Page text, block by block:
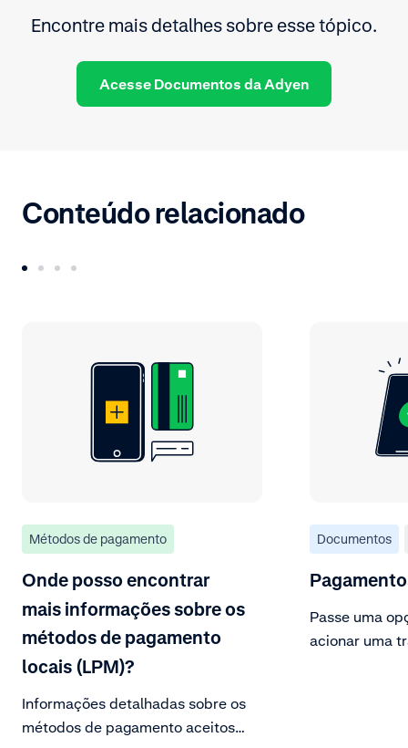
Encontre mais detalhes sobre esse tópico.
Acesse Documentos da Adyen
Conteúdo relacionado
Métodos de pagamento
Onde posso encontrar
mais informações sobre os
métodos de pagamento
locais (LPM)?
Informações detalhadas sobre os
métodos de pagamento aceitos
Documentos
Passe uma
acionar uma